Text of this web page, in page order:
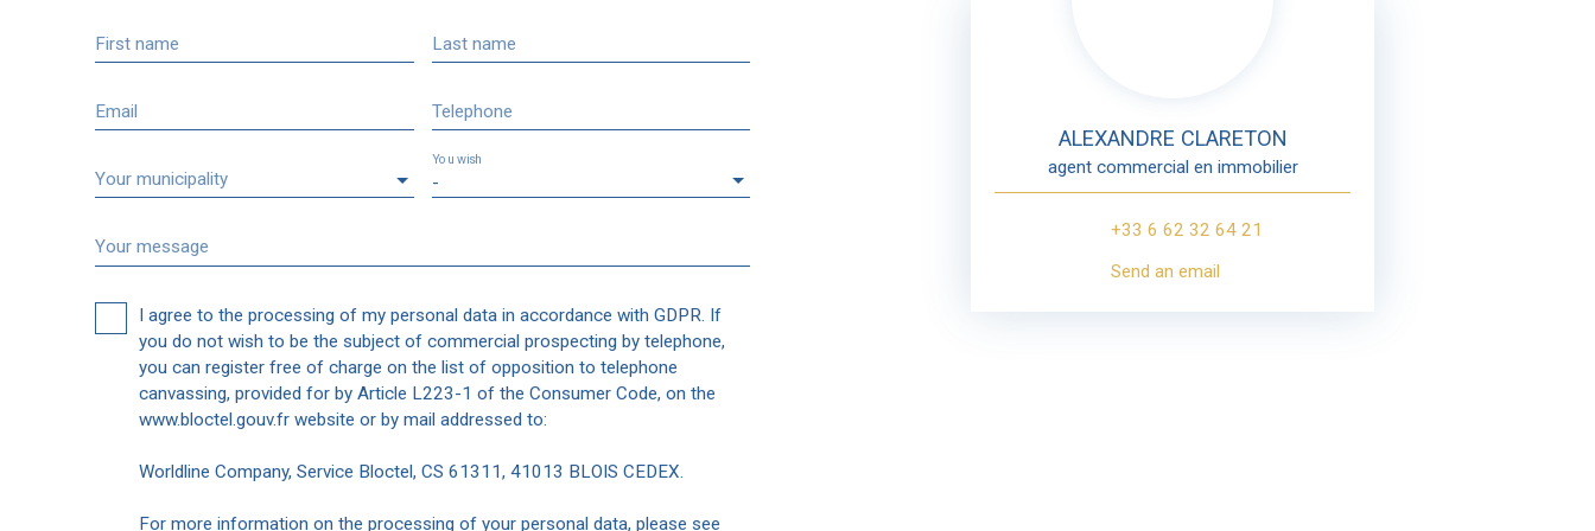
First name Last name
Email Telephone
Your municipality -
You wish
Your message
I agree to the processing of my personal data in accordance with GDPR. If
you do not wish to be the subject of commercial prospecting by telephone,
you can register free of charge on the list of opposition to telephone
canvassing, provided for by Article L223-1 of the Consumer Code, on the
www.bloctel.gouv.fr website or by mail addressed to:
Worldline Company, Service Bloctel, CS 61311, 41013 BLOIS CEDEX.
For more information on the processing of your personal data, please see
ALEXANDRE CLARETON
agent commercial en immobilier
+33 6 62 32 64 21
Send an email